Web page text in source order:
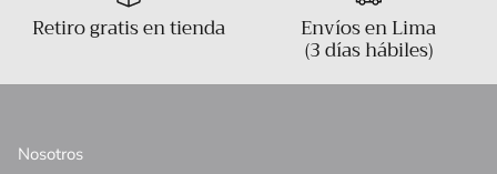
Retiro gratis en tienda Envíos en Lima
(3 días hábiles)
Nosotros